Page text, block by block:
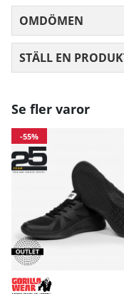
OMDÖMEN
STÄLL EN
Se fler varor
-55%